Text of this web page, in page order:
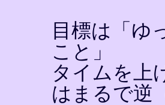
目標は「ゆ
こと」
タイムを上
はまるで逆